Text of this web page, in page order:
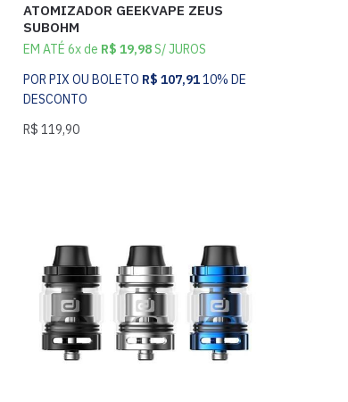
ATOMIZADOR GEEKVAPE ZEUS
SUBOHM
EM ATÉ 6x de R$ 19,98S/ JUROS
POR PIX OU BOLETO R$ 107,9110% DE
DESCONTO
R$ 119,90